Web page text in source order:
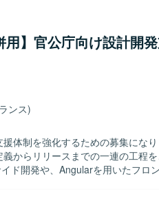
自発
求めております。課題やリスクを
知らない領域にも主体的にキャッ
程を経験できる環境です。オフシ
ント力も磨いていただけます。生
ます。 【開発環境】 Javaを用
ます。ApacheおよびRDBを利用
験を積んでいただけます。
】官公庁向け設計開
ンス)
制を強化するための募集になりま
からリリースまでの一連の工程
ド開発や、Angularを用いたフロ